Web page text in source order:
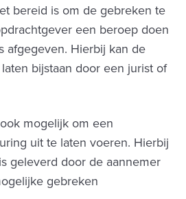
bereid is om de gebreken te
een beroep doen
afgegeven. Hierbij kan de
bijstaan door een jurist of
mogelijk om een
uit te laten voeren. Hierbij
geleverd door de aannemer
gebreken